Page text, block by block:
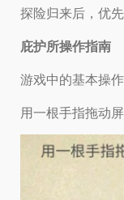
探险归来后，优
庇护所操作指南
游戏中的基本操作
用一根手指拖动